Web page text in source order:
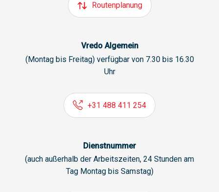
Routenplanung
Vredo Algemein
(Montag bis Freitag) verfügbar von 7.30 bis 16.30
Uhr
+31 488 411 254
Dienstnummer
(auch außerhalb der Arbeitszeiten, 24 Stunden am
Tag Montag bis Samstag)